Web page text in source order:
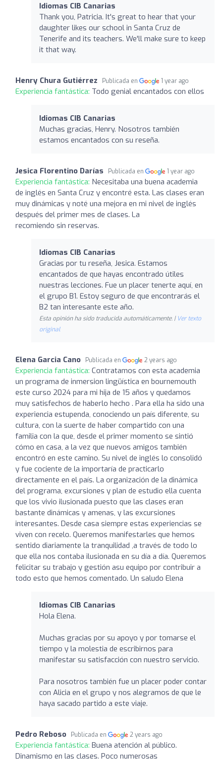
Idiomas CIB Canarias
Thank you, Patricia. It's great to hear that your
daughter likes our school in Santa Cruz de
Tenerife and its teachers. We'll make sure to keep
it that way.
Henry Chura Gutiérrez Publicada en 1 year ago
Experiencia fantástica: Todo genial encantados con ellos
Idiomas CIB Canarias
Muchas gracias, Henry. Nosotros también
estamos encantados con su reseña.
Jesica Florentino Darías Publicada en 1 year ago
Experiencia fantástica: Necesitaba una buena academia
de inglés en Santa Cruz y encontré esta. Las clases eran
muy dinámicas y noté una mejora en mi nivel de inglés
después del primer mes de clases. La
recomiendo sin reservas.
Idiomas CIB Canarias
Gracias por tu reseña, Jesica. Estamos
encantados de que hayas encontrado útiles
nuestras lecciones. Fue un placer tenerte aquí, en
el grupo B1. Estoy seguro de que encontrarás el
B2 tan interesante este año.
Esta opinión ha sido traducida automáticamente. | Ver texto
original
Elena Garcia Cano Publicada en 2 years ago
Experiencia fantástica: Contratamos con esta academia
un programa de inmersion lingüística en bournemouth
este curso 2024 para mi hija de 15 años y quedamos
muy satisfechos de haberlo hecho . Para ella ha sido una
experiencia estupenda, conociendo un país diferente, su
cultura, con la suerte de haber compartido con una
familia con la que, desde el primer momento se sintió
cómo en casa, a la vez que nuevos amigos también
encontró en este camino. Su nivel de inglés lo consolidó
y fue cociente de la importaría de practicarlo
directamente en el país. La organización de la dinámica
del programa, excursiones y plan de estudio ella cuenta
que los vivio ilusionada puesto que las clases eran
bastante dinámicas y amenas, y las excursiones
interesantes. Desde casa siempre estas experiencias se
viven con recelo. Queremos manifestarles que hemos
sentido diariamente la tranquilidad ,a través de todo lo
que ella nos contaba ilusionada en su día a día. Queremos
felicitar su trabajo y gestión asu equipo por contribuir a
todo esto que hemos comentado. Un saludo Elena
Idiomas CIB Canarias
Hola Elena.
Muchas gracias por su apoyo y por tomarse el
tiempo y la molestia de escribirnos para
manifestar su satisfacción con nuestro servicio.
Para nosotros también fue un placer poder contar
con Alicia en el grupo y nos alegramos de que le
haya sacado partido a este viaje.
Pedro Reboso Publicada en 2 years ago
Experiencia fantástica: Buena atención al público.
Dinamismo en las clases. Poco numerosas